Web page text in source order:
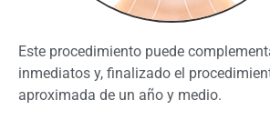
Este procedimiento puede
inmediatos y, finalizado el
aproximada de un año y medio.